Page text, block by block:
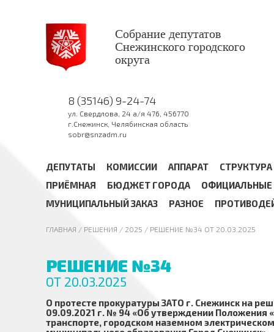
Собрание депутатов
Снежинского городского
округа
8 (35146) 9-24-74
ул. Свердлова, 24 а/я 476, 456770
г.Снежинск, Челябинская область
sobr@snzadm.ru
ДЕПУТАТЫ КОМИССИИ АППАРАТ
ПРИЁМНАЯ
БЮДЖЕТ ГОРОДА
ОФИЦИАЛЬНЫЕ
МУНИЦИПАЛЬНЫЙ ЗАКАЗ
РАЗНОЕ
ГЛАВНАЯ / РЕШЕНИЯ / 2025 / РЕШЕНИЕ №34 ОТ 20.03.2025
РЕШЕНИЕ №34
ОТ 20.03.2025
О протесте прокуратуры ЗАТО г. Снежинск на
09.09.2021 г. № 94 «Об утверждении Положения «
транспорте, городском наземном